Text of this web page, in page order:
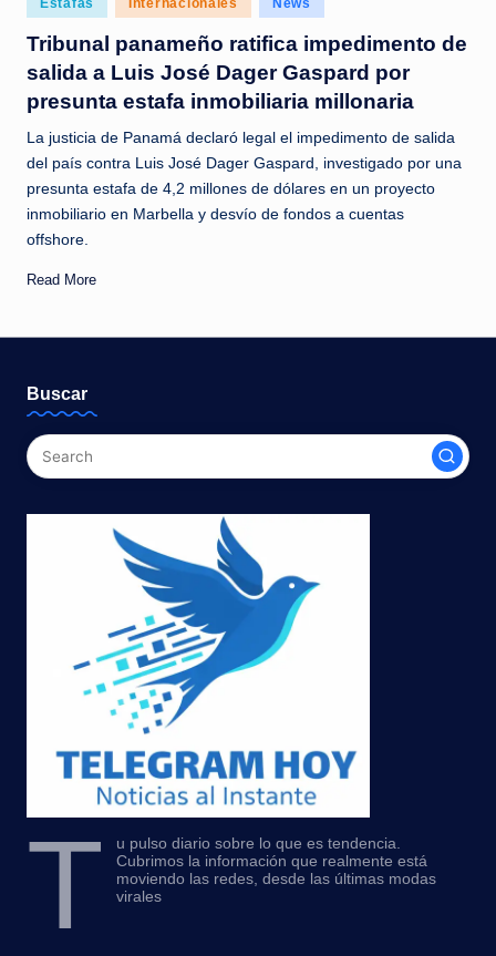
c
i
a
s
a
l
i
n
t
n
t
in
Estafas Internacionales News
Tribunal panameño ratifica impedimento de
salida a Luis José Dager Gaspard por
presunta estafa inmobiliaria millonaria
La justicia de Panamá declaró legal el impedimento de salida
del país contra Luis José Dager Gaspard, investigado por una
presunta estafa de 4,2 millones de dólares en un proyecto
inmobiliario en Marbella y desvío de fondos a cuentas
offshore.
Read More
Buscar
T
u pulso diario sobre lo que es tendencia.
Cubrimos la información que realmente está
moviendo las redes, desde las últimas modas
virales